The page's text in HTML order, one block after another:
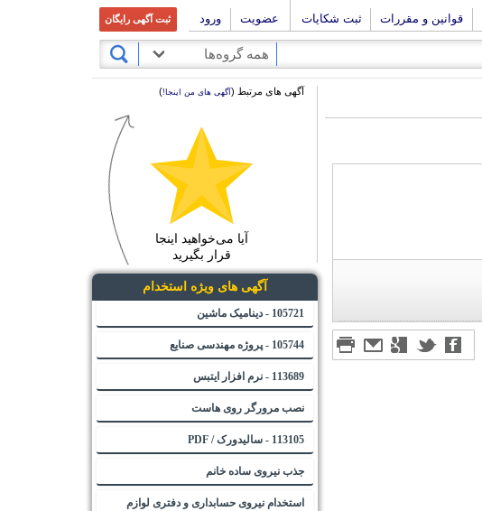
قوانین و مقررات ثبت شکایات عضویت ورود ثبت آگهی رایگان
همه گروه‌ها
آگهی های مرتبط (آگهی های من اینجا!)
آیا می‌خواهید اینجا
قرار بگیرید
آگهی های ویژه استخدام
105721 - دینامیک ماشین
105744 - پروژه مهندسی صنایع
113689 - نرم افزار ایتبس
نصب مرورگر روی هاست
113105 - سالیدورک / PDF
جذب نیروی ساده خانم
استخدام نیروی حسابداری و دفتری لوازم